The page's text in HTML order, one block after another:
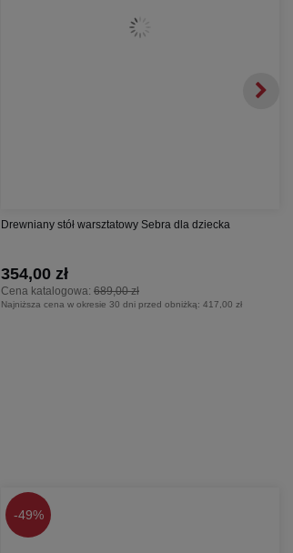
Drewniany stół warsztatowy Sebra dla dziecka
Cena katalogowa: 689,00 zł
354,00 zł
Najniższa cena w okresie 30 dni przed obniżką: 417,00 zł
-49%